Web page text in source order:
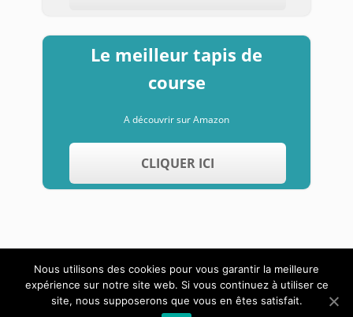
Le meilleur tapis de
course
A découvrir sur Amazon
CLIQUER ICI
A propos Contact Mentions légales
Nous utilisons des cookies pour vous garantir la meilleure
expérience sur notre site web. Si vous continuez à utiliser ce
site, nous supposerons que vous en êtes satisfait.